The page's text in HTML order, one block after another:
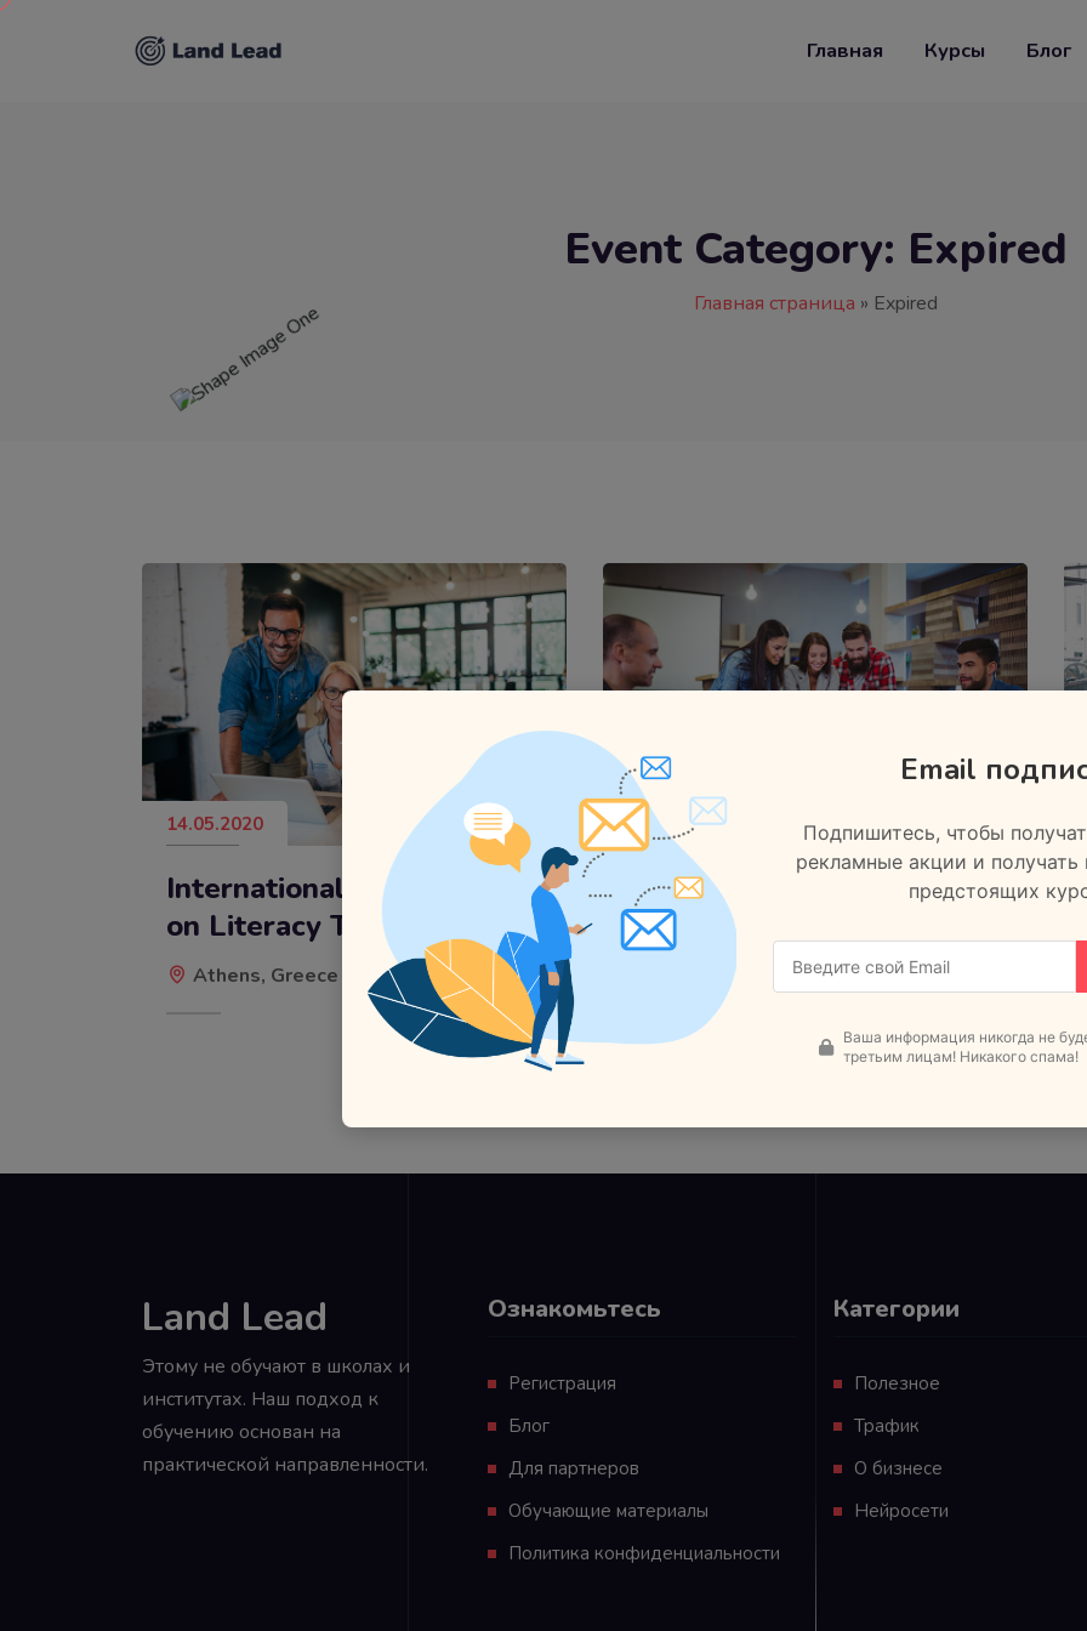
Главная Курсы Блог
Event Category: Expired
Главная страница » Expired
14.05.2020
International Conference
on Literacy Teaching
Athens, Greece
14.05.2020
International Conference
on Education and
Pedagogy
Athens, Greece
Land Lead
Этому не обучают в школах и
институтах. Наш подход к
обучению основан на
практической направленности.
Ознакомьтесь
Регистрация
Блог
Для партнеров
Обучающие материалы
Политика конфиденциальности
Категории
Полезное
Трафик
О бизнесе
Нейросети
Email
Подпишитесь, чтобы
рекламные акции и
предстоящих
Ваша информация никогда не
третьим лицам! Никакого спама!